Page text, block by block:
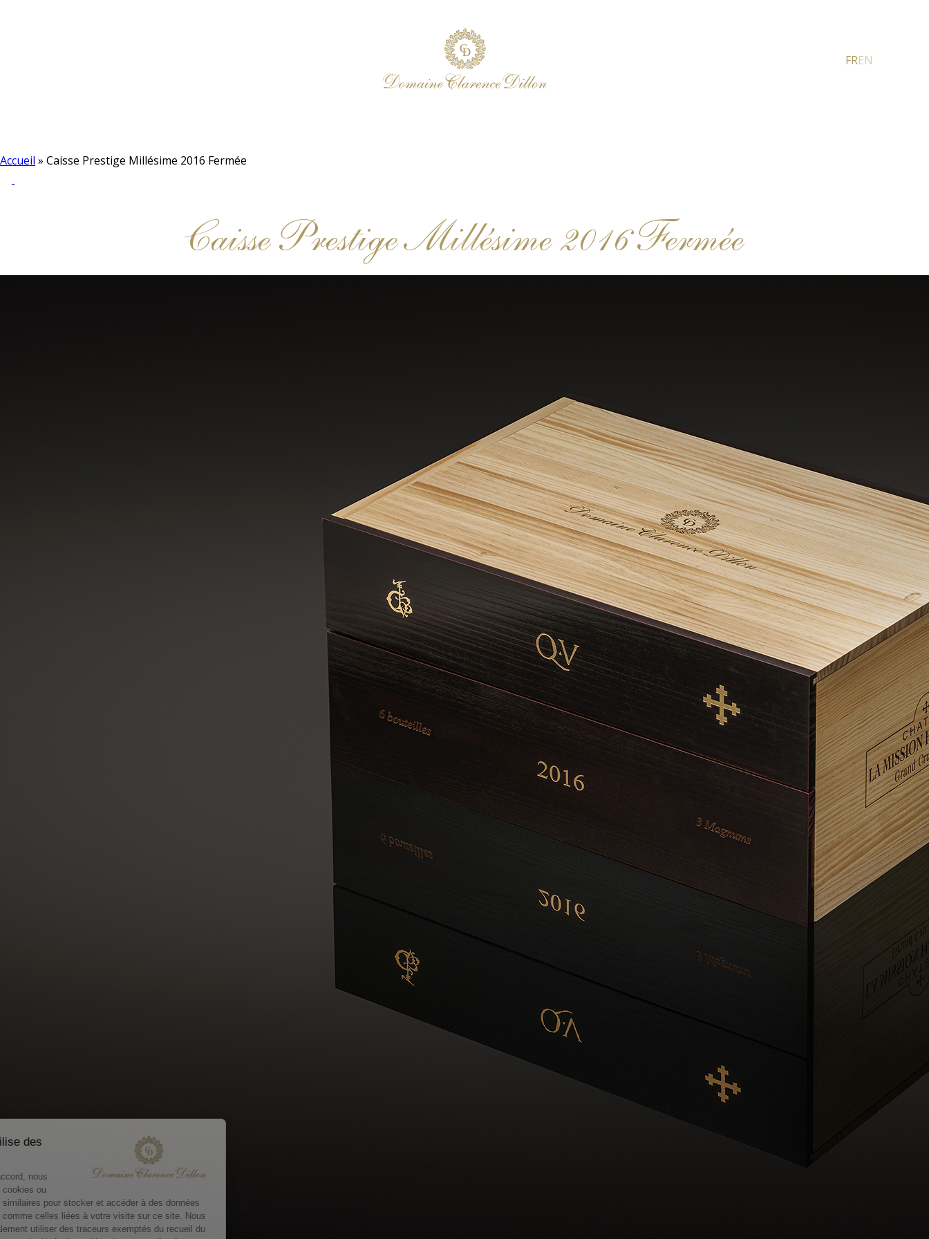
FREN
Accueil » Caisse Prestige Millésime 2016 Fermée
Caisse Prestige Millésime 2016 Fermée